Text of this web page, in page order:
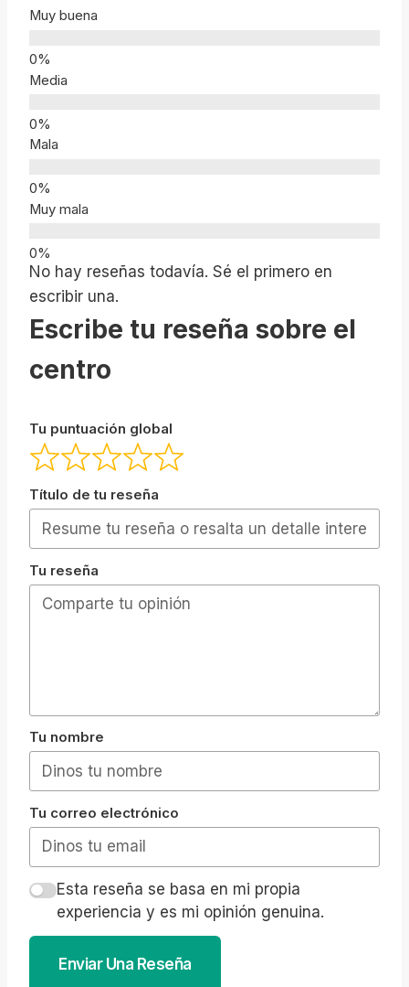
Muy buena
Media
Mala
Muy mala
No hay reseñas todavía. Sé el primero en
escribir una.
Escribe tu reseña sobre el
centro
Tu puntuación global
Título de tu reseña
Tu reseña
Tu nombre
Tu correo electrónico
Esta reseña se basa en mi propia
experiencia y es mi opinión genuina.
Enviar Una Reseña